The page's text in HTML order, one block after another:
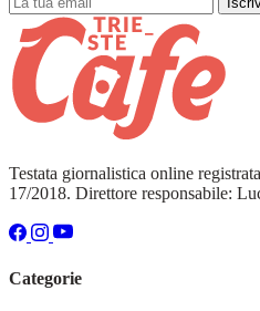
Testata giornalistica online
17/2018. Direttore responsabile:
Categorie